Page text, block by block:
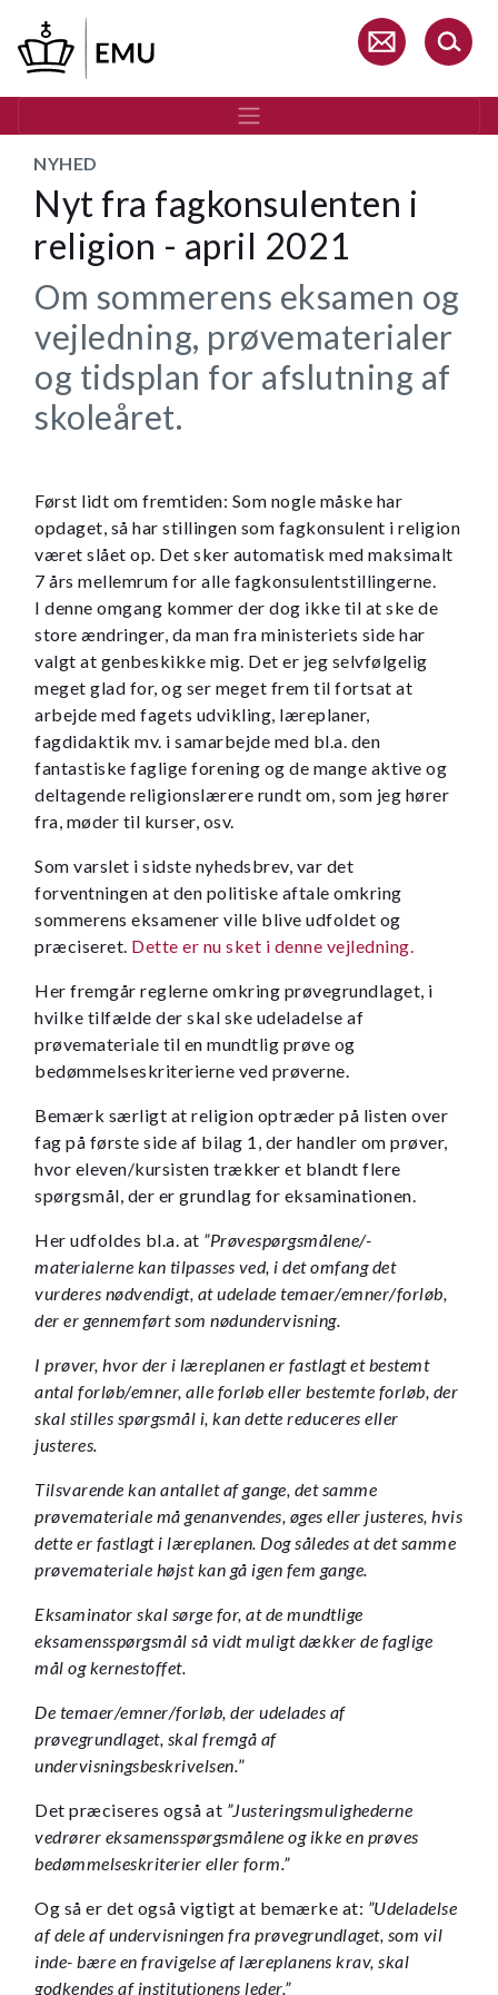
hovedindhold
NYHED
Nyt fra fagkonsulenten i
religion - april 2021
Om sommerens eksamen og
vejledning, prøvematerialer
og tidsplan for afslutning af
skoleåret.
Først lidt om fremtiden: Som nogle måske har
opdaget, så har stillingen som fagkonsulent i religion
været slået op. Det sker automatisk med maksimalt
7 års mellemrum for alle fagkonsulentstillingerne.
I denne omgang kommer der dog ikke til at ske de
store ændringer, da man fra ministeriets side har
valgt at genbeskikke mig. Det er jeg selvfølgelig
meget glad for, og ser meget frem til fortsat at
arbejde med fagets udvikling, læreplaner,
fagdidaktik mv. i samarbejde med bl.a. den
fantastiske faglige forening og de mange aktive og
deltagende religionslærere rundt om, som jeg hører
fra, møder til kurser, osv.
Som varslet i sidste nyhedsbrev, var det
forventningen at den politiske aftale omkring
sommerens eksamener ville blive udfoldet og
præciseret. Dette er nu sket i denne vejledning.
Her fremgår reglerne omkring prøvegrundlaget, i
hvilke tilfælde der skal ske udeladelse af
prøvemateriale til en mundtlig prøve og
bedømmelseskriterierne ved prøverne.
Bemærk særligt at religion optræder på listen over
fag på første side af bilag 1, der handler om prøver,
hvor eleven/kursisten trækker et blandt flere
spørgsmål, der er grundlag for eksaminationen.
Her udfoldes bl.a. at ”Prøvespørgsmålene/-
materialerne kan tilpasses ved, i det omfang det
vurderes nødvendigt, at udelade temaer/emner/forløb,
der er gennemført som nødundervisning.
I prøver, hvor der i læreplanen er fastlagt et bestemt
antal forløb/emner, alle forløb eller bestemte forløb, der
skal stilles spørgsmål i, kan dette reduceres eller
justeres.
Tilsvarende kan antallet af gange, det samme
prøvemateriale må genanvendes, øges eller justeres, hvis
dette er fastlagt i læreplanen. Dog således at det samme
prøvemateriale højst kan gå igen fem gange.
Eksaminator skal sørge for, at de mundtlige
eksamensspørgsmål så vidt muligt dækker de faglige
mål og kernestoffet.
De temaer/emner/forløb, der udelades af
prøvegrundlaget, skal fremgå af
undervisningsbeskrivelsen.”
Det præciseres også at ”Justeringsmulighederne
vedrører eksamensspørgsmålene og ikke en prøves
bedømmelseskriterier eller form.”
Og så er det også vigtigt at bemærke at: ”Udeladelse
af dele af undervisningen fra prøvegrundlaget, som vil
inde- bære en fravigelse af læreplanens krav, skal
godkendes af institutionens leder.”